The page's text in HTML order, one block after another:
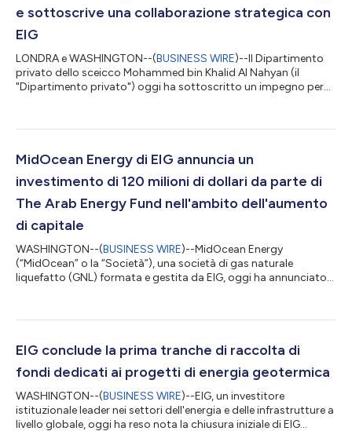
e sottoscrive una collaborazione strategica con
EIG
LONDRA e WASHINGTON--(BUSINESS WIRE)--Il Dipartimento
privato dello sceicco Mohammed bin Khalid Al Nahyan (il
"Dipartimento privato") oggi ha sottoscritto un impegno per
gas naturale liquefatto (GNL) fondata e gestita da EIG. In
privato ed EIG hanno siglato una collaborazione strategica
focalizzata sull'aggregazione di cap...
MidOcean Energy di EIG annuncia un
investimento di 120 milioni di dollari da parte di
The Arab Energy Fund nell'ambito dell'aumento
di capitale
WASHINGTON--(BUSINESS WIRE)--MidOcean Energy
(“MidOcean” o la “Società”), una società di gas naturale
liquefatto (GNL) formata e gestita da EIG, oggi ha annunciato
a impatto multilaterale, nell'ambito del suo attuale aumento del
ulteriormente la base degli investitori di alta qualità di
MidOcean e sottolinea il conti...
EIG conclude la prima tranche di raccolta di
fondi dedicati ai progetti di energia geotermica
WASHINGTON--(BUSINESS WIRE)--EIG, un investitore
istituzionale leader nei settori dell'energia e delle infrastrutture a
livello globale, oggi ha reso nota la chiusura iniziale di EIG